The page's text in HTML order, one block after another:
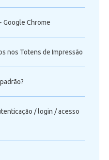
Google Chrome
nos Totens de Impressão
/ login / acesso